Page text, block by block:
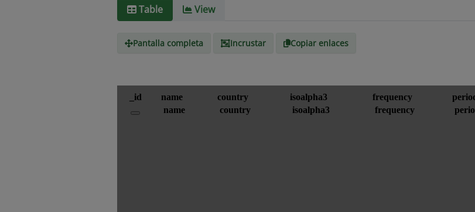
Table View
Pantalla completa Incrustar Copiar enlaces